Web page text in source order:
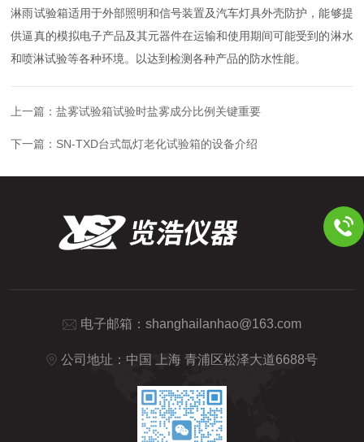
淋雨试验箱适用于外部照明和信号装置及汽车灯具外壳防护，能够提
供逼真的模拟电子产品及其元器件在运输和使用期间可能受到的淋水
和喷淋试验等各种环境。以达到检测各种产品的防水性能。
上一篇：盐雾试验箱试验时盐雾成分比例关键重要
下一篇： SN-TXD台式氙灯老化试验箱的设备介绍
电子邮箱： shanghailanhao@163.com
公司地址：中国 上海 青浦区崧泽大道6688号